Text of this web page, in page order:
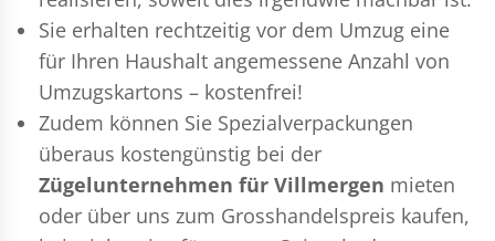
Sie erhalten rechtzeitig vor dem Umzug eine
für Ihren Haushalt angemessene Anzahl von
Umzugskartons – kostenfrei!
Zudem können Sie Spezialverpackungen
überaus kostengünstig bei der
Zügelunternehmen für Villmergen mieten
oder über uns zum Grosshandelspreis kaufen,